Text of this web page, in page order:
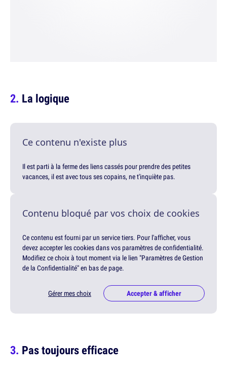
La logique
Ce contenu n'existe plus
Il est parti à la ferme des liens cassés pour prendre des petites
vacances, il est avec tous ses copains, ne t'inquiète pas.
Contenu bloqué par vos choix de cookies
Ce contenu est fourni par un service tiers. Pour l'afficher, vous
devez accepter les cookies dans vos paramètres de confidentialité.
Modifiez ce choix à tout moment via le lien "Paramètres de Gestion
de la Confidentialité" en bas de page.
Gérer mes choix Accepter & afficher
Pas toujours efficace